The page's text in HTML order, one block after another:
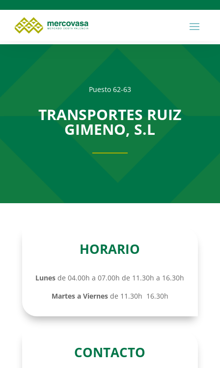
Puesto 62-63
TRANSPORTES RUIZ
GIMENO, S.L
HORARIO
Lunes de 04.00h a 07.00h de 11.30h a 16.30h
Martes a Viernesde 11.30h 16.30h
CONTACTO